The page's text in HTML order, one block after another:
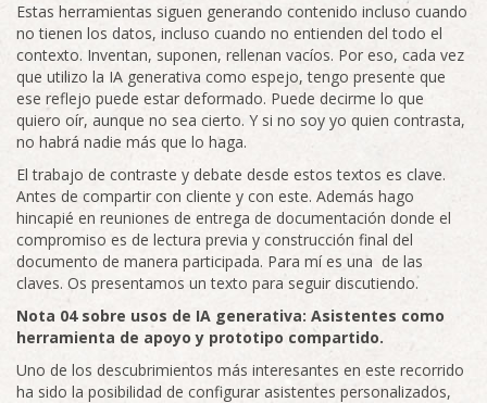
Estas herramientas siguen generando contenido incluso cuando
no tienen los datos, incluso cuando no entienden del todo el
contexto. Inventan, suponen, rellenan vacíos. Por eso, cada vez
que utilizo la IA generativa como espejo, tengo presente que
ese reflejo puede estar deformado. Puede decirme lo que
quiero oír, aunque no sea cierto. Y si no soy yo quien contrasta,
no habrá nadie más que lo haga.
El trabajo de contraste y debate desde estos textos es clave.
Antes de compartir con cliente y con este. Además hago
hincapié en reuniones de entrega de documentación donde el
compromiso es de lectura previa y construcción final del
documento de manera participada. Para mí es una de las
claves. Os presentamos un texto para seguir discutiendo.
Nota 04 sobre usos de IA generativa: Asistentes como
herramienta de apoyo y prototipo compartido.
Uno de los descubrimientos más interesantes en este recorrido
ha sido la posibilidad de configurar asistentes personalizados,